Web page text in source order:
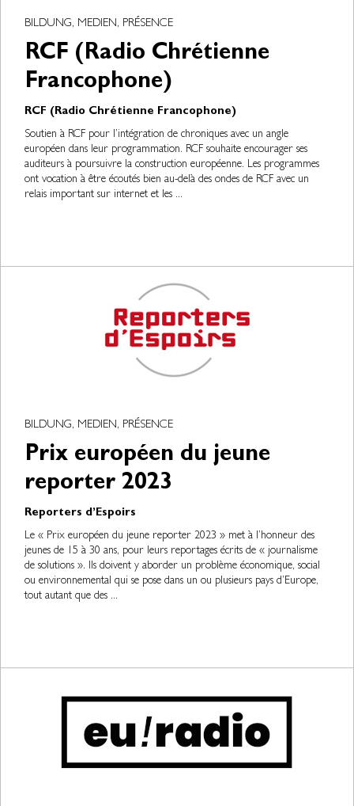
BILDUNG, MEDIEN, PRÉSENCE
RCF (Radio Chrétienne
Francophone)
RCF (Radio Chrétienne Francophone)
Soutien à RCF pour l’intégration de chroniques avec un angle
européen dans leur programmation. RCF souhaite encourager ses
auditeurs à poursuivre la construction européenne. Les programmes
ont vocation à être écoutés bien au-delà des ondes de RCF avec un
relais important sur internet et les ...
BILDUNG, MEDIEN, PRÉSENCE
Prix européen du jeune
reporter 2023
Reporters d’Espoirs
Le « Prix européen du jeune reporter 2023 » met à l’honneur des
jeunes de 15 à 30 ans, pour leurs reportages écrits de « journalisme
de solutions ». Ils doivent y aborder un problème économique, social
ou environnemental qui se pose dans un ou plusieurs pays d’Europe,
tout autant que des ...